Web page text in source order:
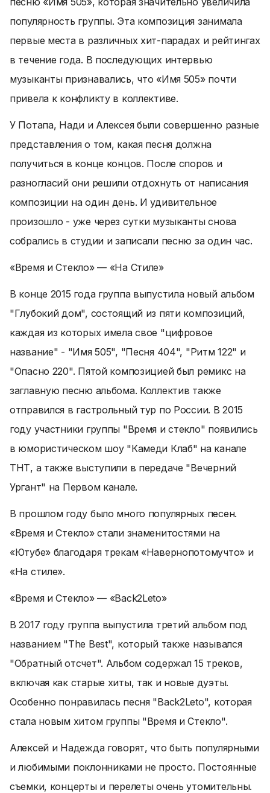
популярность группы. Эта композиция занимала
первые места в различных хит-парадах и рейтингах
в течение года. В последующих интервью
музыканты признавались, что «Имя 505» почти
привела к конфликту в коллективе.
У Потапа, Нади и Алексея были совершенно разные
представления о том, какая песня должна
получиться в конце концов. После споров и
разногласий они решили отдохнуть от написания
композиции на один день. И удивительное
произошло - уже через сутки музыканты снова
собрались в студии и записали песню за один час.
«Время и Стекло» — «На Стиле»
В конце 2015 года группа выпустила новый альбом
"Глубокий дом", состоящий из пяти композиций,
каждая из которых имела свое "цифровое
название" - "Имя 505", "Песня 404", "Ритм 122" и
"Опасно 220". Пятой композицией был ремикс на
заглавную песню альбома. Коллектив также
отправился в гастрольный тур по России. В 2015
году участники группы "Время и стекло" появились
в юмористическом шоу "Камеди Клаб" на канале
ТНТ, а также выступили в передаче "Вечерний
Ургант" на Первом канале.
В прошлом году было много популярных песен.
«Время и Стекло» стали знаменитостями на
«Ютубе» благодаря трекам «Навернопотомучто» и
«На стиле».
«Время и Стекло» — «Back2Leto»
В 2017 году группа выпустила третий альбом под
названием "The Best", который также назывался
"Обратный отсчет". Альбом содержал 15 треков,
включая как старые хиты, так и новые дуэты.
Особенно понравилась песня "Back2Leto", которая
стала новым хитом группы "Время и Стекло".
Алексей и Надежда говорят, что быть популярными
и любимыми поклонниками не просто. Постоянные
съемки, концерты и перелеты очень утомительны.